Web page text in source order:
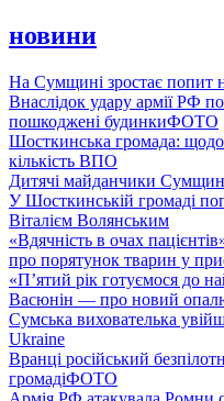
новини
На Сумщині зростає попит
Внаслідок удару армії РФ
пошкоджені будинкиФОТО
Шосткинська громада:
кількість ВПО
Дитячі майданчики
У Шосткинській громаді
Віталієм Волянським
«Вдячність в очах
про порятунок тварин у
«П’ятий рік готуємося до
Васюнін — про новий
Сумська вихователька
Ukraine
Вранці російський
громадіФОТО